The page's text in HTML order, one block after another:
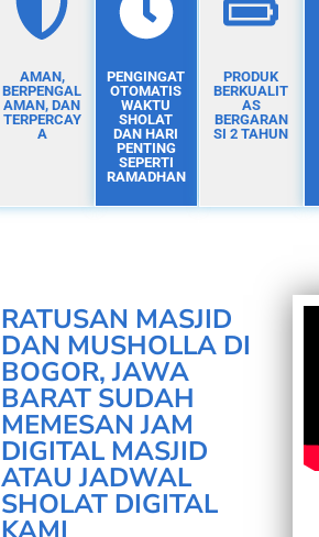
AMAN,
BERPENGAL
AMAN, DAN
TERPERCAY
A
PENGINGAT
OTOMATIS
WAKTU
SHOLAT
DAN HARI
PENTING
SEPERTI
RAMADHAN
PRODUK
BERKUALIT
AS
BERGARAN
SI 2 TAHUN
RATUSAN MASJID
DAN MUSHOLLA DI
BOGOR, JAWA
BARAT SUDAH
MEMESAN JAM
DIGITAL MASJID
ATAU JADWAL
SHOLAT DIGITAL